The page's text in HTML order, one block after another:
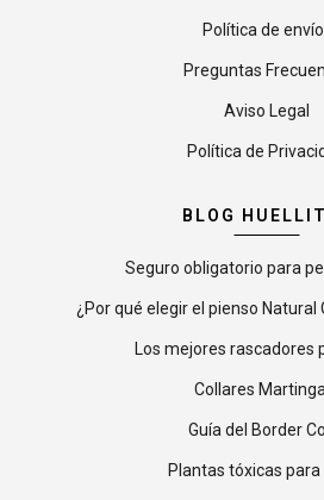
Política de
Preguntas
Aviso Legal
Política de
BLOG
Seguro obligatorio para
¿Por qué elegir el pienso Natural
Los mejores rascadores
Collares
Guía del Border
Plantas tóxicas